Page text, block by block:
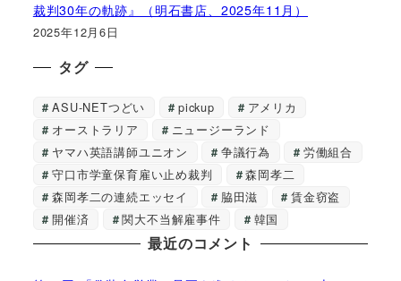
裁判30年の軌跡』（明石書店、2025年11月）
2025年12月6日
タグ
ASU-NETつどい pickup
アメリカ
オーストラリア
ニュージーランド
ヤマハ英語講師ユニオン
争議行為
労働組合
守口市学童保育雇い止め裁判
森岡孝二
森岡孝二の連続エッセイ
脇田滋
賃金窃盗
開催済
関大不当解雇事件 韓国
最近のコメント